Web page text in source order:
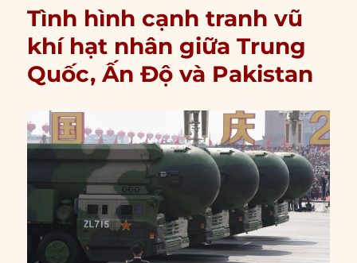
Tình hình cạnh tranh vũ
khí hạt nhân giữa Trung
Quốc, Ấn Độ và Pakistan